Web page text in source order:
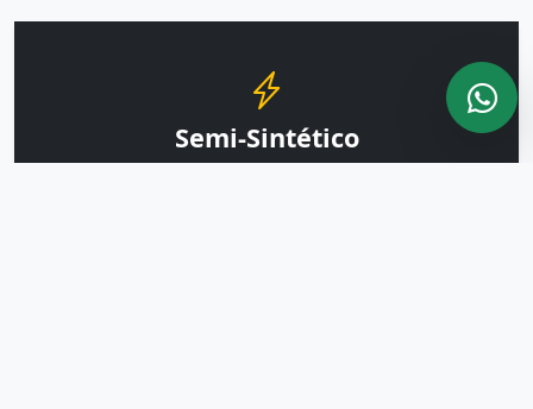
Semi-Sintético